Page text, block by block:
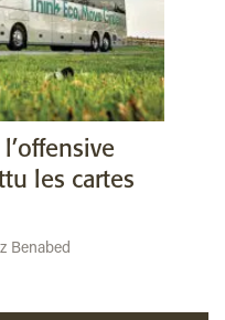
les cartes
Benabed